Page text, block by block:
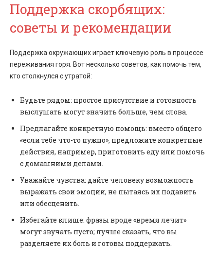
Поддержка скорбящих:
советы и рекомендации
Поддержка окружающих играет ключевую роль в процессе
переживания горя. Вот несколько советов, как помочь тем,
кто столкнулся с утратой:
Будьте рядом: простое присутствие и готовность
выслушать могут значить больше, чем слова.
Предлагайте конкретную помощь: вместо общего
«если тебе что-то нужно», предложите конкретные
действия, например, приготовить еду или помочь
с домашними делами.
Уважайте чувства: дайте человеку возможность
выражать свои эмоции, не пытаясь их подавить
или обесценить.
Избегайте клише: фразы вроде «время лечит»
могут звучать пусто; лучше сказать, что вы
разделяете их боль и готовы поддержать.